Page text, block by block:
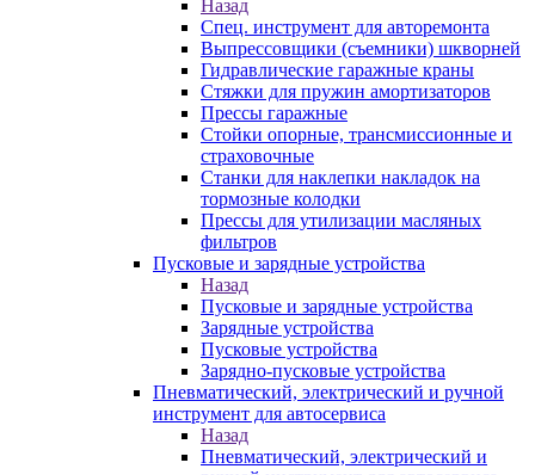
Назад
Спец. инструмент для авторемонта
Выпрессовщики (съемники) шкворней
Гидравлические гаражные краны
Стяжки для пружин амортизаторов
Прессы гаражные
Стойки опорные, трансмиссионные и
страховочные
Станки для наклепки накладок на
тормозные колодки
Прессы для утилизации масляных
фильтров
Пусковые и зарядные устройства
Назад
Пусковые и зарядные устройства
Зарядные устройства
Пусковые устройства
Зарядно-пусковые устройства
Пневматический, электрический и ручной
инструмент для автосервиса
Назад
Пневматический, электрический и